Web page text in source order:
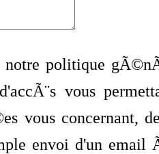
politique
vous
vous concernant,
envoi d'un